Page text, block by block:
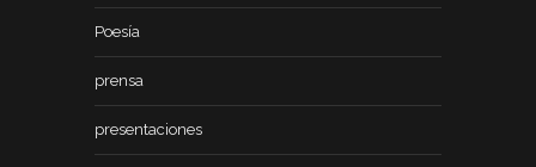
Poesía
prensa
presentaciones